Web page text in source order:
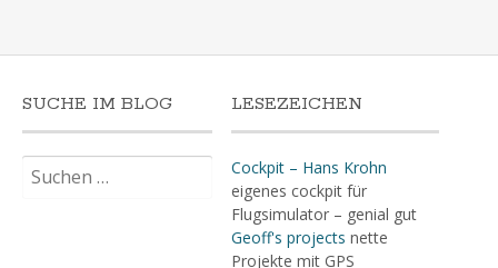
SUCHE IM BLOG
nach:
LESEZEICHEN
Cockpit – Hans Krohn
eigenes cockpit für
Flugsimulator – genial gut
Geoff's projects nette
Projekte mit GPS